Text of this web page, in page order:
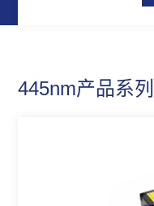
445nm产品系列